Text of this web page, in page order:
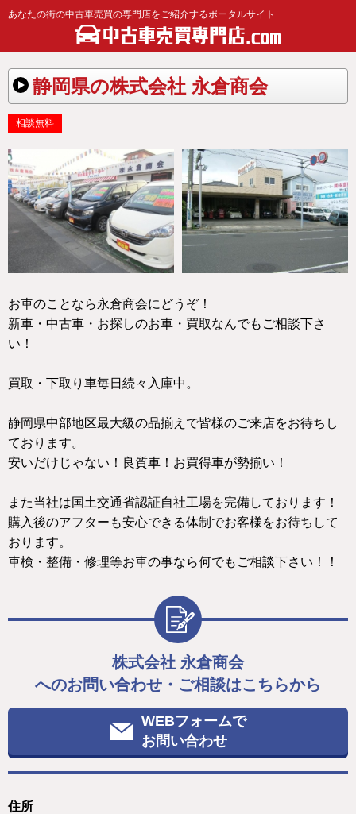
あなたの街の中古車売買の専門店をご紹介するポータルサイト
静岡県の株式会社 永倉商会
相談無料
お車のことなら永倉商会にどうぞ！
新車・中古車・お探しのお車・買取なんでもご相談下さ
い！
買取・下取り車毎日続々入庫中。
静岡県中部地区最大級の品揃えで皆様のご来店をお待ちし
ております。
安いだけじゃない！良質車！お買得車が勢揃い！
また当社は国土交通省認証自社工場を完備しております！
購入後のアフターも安心できる体制でお客様をお待ちして
おります。
車検・整備・修理等お車の事なら何でもご相談下さい！！
株式会社 永倉商会
へのお問い合わせ・ご相談はこちらから
WEBフォームで
お問い合わせ
住所